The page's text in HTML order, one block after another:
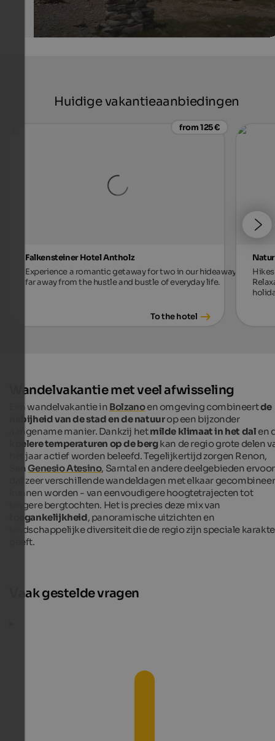
Huidige vakantieaanbiedingen
from 125 €
Falkensteiner Hotel Antholz
Experience a romantic getaway for two in our hideaway,
far away from the hustle and bustle of everyday life.
To the hotel
Wandelvakantie met veel afwisseling
Een wandelvakantie in Bolzanoen omgeving combineertde
nabijheid van de stad en de natuurop een bijzonder
aangename manier. Dankzij hetmilde klimaat in het dal en
koelere temperaturen op de bergkan de regio grote delen
het jaar actief worden beleefd. Tegelijkertijd zorgen Renon,
SanGenesio Atesino, Sarntal en andere deelgebieden ervoor
dat zeer verschillende wandeldagen met elkaar
kunnen worden - van eenvoudigere hoogtetrajecten tot
langere bergtochten. Het is precies deze mix van
toegankelijkheid, panoramische uitzichten en
landschappelijke diversiteit die de regio zijn speciale
geeft.
Vaak gestelde vragen